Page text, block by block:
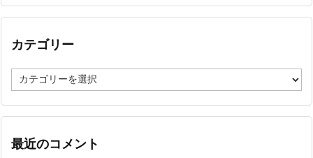
イ
カテゴリー
テ
リ
最近のコメント